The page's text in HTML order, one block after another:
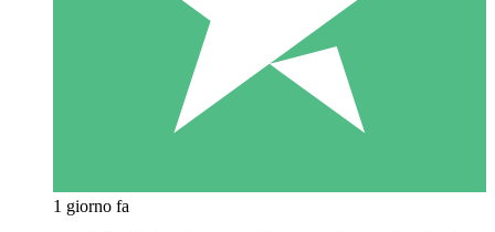
1 giorno fa